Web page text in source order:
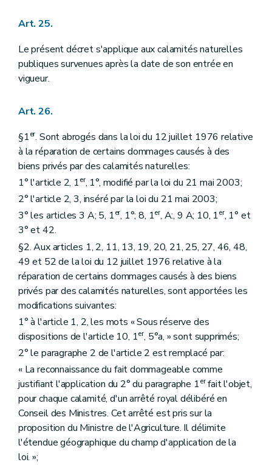
Art. 25.
Le présent décret s'applique aux calamités naturelles
publiques survenues après la date de son entrée en
vigueur.
Art. 26.
§1er. Sont abrogés dans la loi du 12 juillet 1976 relative
à la réparation de certains dommages causés à des
biens privés par des calamités naturelles:
1° l'article 2, 1er, 1°, modifié par la loi du 21 mai 2003;
2° l'article 2, 3, inséré par la loi du 21 mai 2003;
3° les articles 3 A; 5, 1er, 1°; 8, 1er, A:, 9 A; 10, 1er, 1° et
3° et 42.
§2. Aux articles 1, 2, 11, 13, 19, 20, 21, 25, 27, 46, 48,
49 et 52 de la loi du 12 juillet 1976 relative à la
réparation de certains dommages causés à des biens
privés par des calamités naturelles, sont apportées les
modifications suivantes:
1° à l'article 1, 2, les mots « Sous réserve des
dispositions de l'article 10, 1er, 5°a, » sont supprimés;
2° le paragraphe 2 de l'article 2 est remplacé par:
« La reconnaissance du fait dommageable comme
justifiant l'application du 2° du paragraphe 1erfait l'objet,
pour chaque calamité, d'un arrêté royal délibéré en
Conseil des Ministres. Cet arrêté est pris sur la
proposition du Ministre de l'Agriculture. Il délimite
l'étendue géographique du champ d'application de la
loi. »;